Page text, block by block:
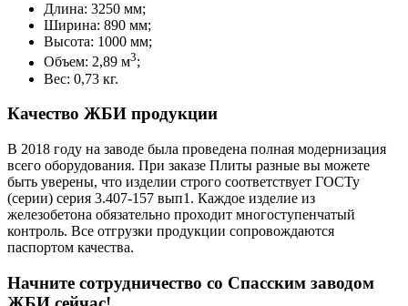
Длина: 3250 мм;
Ширина: 890 мм;
Высота: 1000 мм;
Объем: 2,89 м3;
Вес: 0,73 кг.
Качество ЖБИ продукции
В 2018 году на заводе была проведена полная модернизация
всего оборудования. При заказе Плиты разные вы можете
быть уверены, что изделии строго соответствует ГОСТу
(серии) серия 3.407-157 вып1. Каждое изделие из
железобетона обязательно проходит многоступенчатый
контроль. Все отгрузки продукции сопровождаются
паспортом качества.
Начните сотрудничество со Cпасским заводом